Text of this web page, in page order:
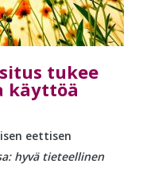
tukee
käyttöä
eettisen
hyvä tieteellinen